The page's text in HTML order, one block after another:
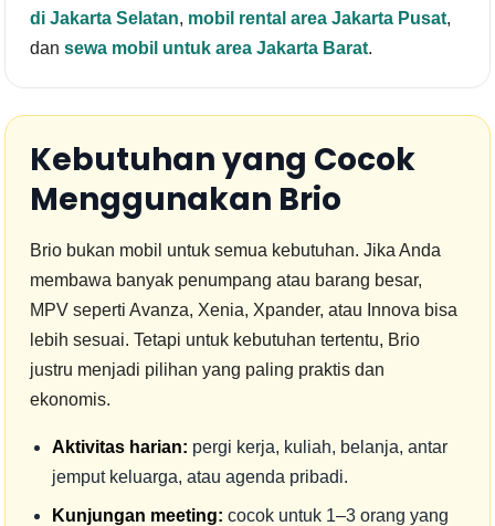
di Jakarta Selatan, mobil rental area Jakarta Pusat,
dansewa mobil untuk area Jakarta Barat.
Kebutuhan yang Cocok
Menggunakan Brio
Brio bukan mobil untuk semua kebutuhan. Jika Anda
membawa banyak penumpang atau barang besar,
MPV seperti Avanza, Xenia, Xpander, atau Innova bisa
lebih sesuai. Tetapi untuk kebutuhan tertentu, Brio
justru menjadi pilihan yang paling praktis dan
ekonomis.
Aktivitas harian: pergi kerja, kuliah, belanja, antar
jemput keluarga, atau agenda pribadi.
Kunjungan meeting: cocok untuk 1–3 orang yang